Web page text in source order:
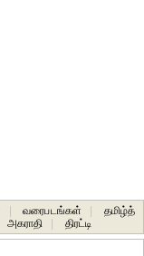
வரைபடங்கள்
தமிழ்த்
அகராதி திரட்டி